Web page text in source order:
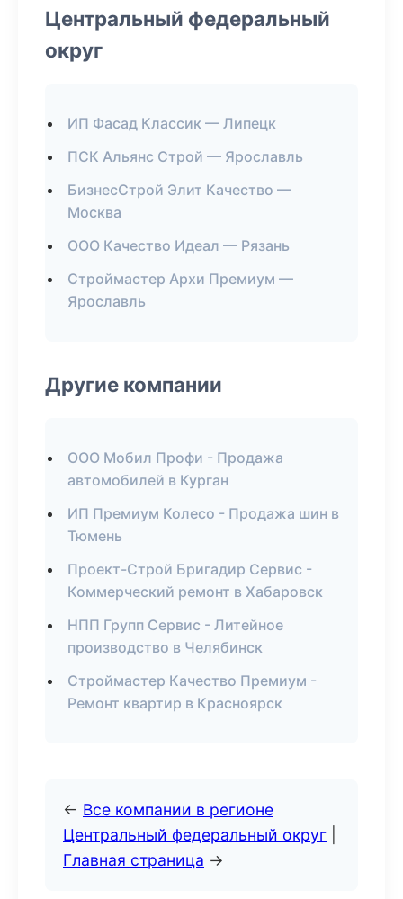
Центральный федеральный
округ
ИП Фасад Классик — Липецк
ПСК Альянс Строй — Ярославль
БизнесСтрой Элит Качество —
Москва
ООО Качество Идеал — Рязань
Строймастер Архи Премиум —
Ярославль
Другие компании
ООО Мобил Профи - Продажа
автомобилей в Курган
ИП Премиум Колесо - Продажа шин в
Тюмень
Проект-Строй Бригадир Сервис -
Коммерческий ремонт в Хабаровск
НПП Групп Сервис - Литейное
производство в Челябинск
Строймастер Качество Премиум -
Ремонт квартир в Красноярск
← Все компании в регионе
Центральный федеральный округ
Главная страница →